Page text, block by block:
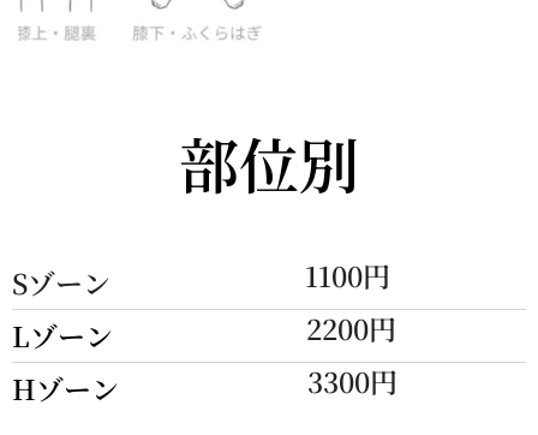
部位別
Sゾーン
1100円
Lゾーン
2200円
Hゾーン
3300円